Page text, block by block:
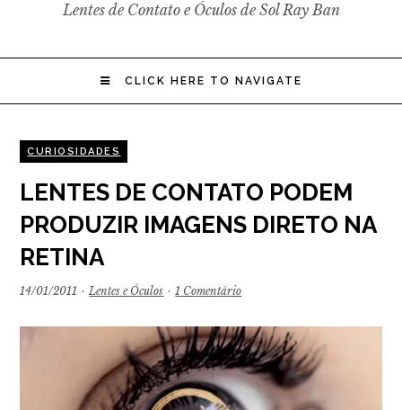
Lentes de Contato e Óculos de Sol Ray Ban
CLICK HERE TO NAVIGATE
CURIOSIDADES
LENTES DE CONTATO PODEM
PRODUZIR IMAGENS DIRETO NA
RETINA
14/01/2011 · Lentes e Óculos · 1 Comentário